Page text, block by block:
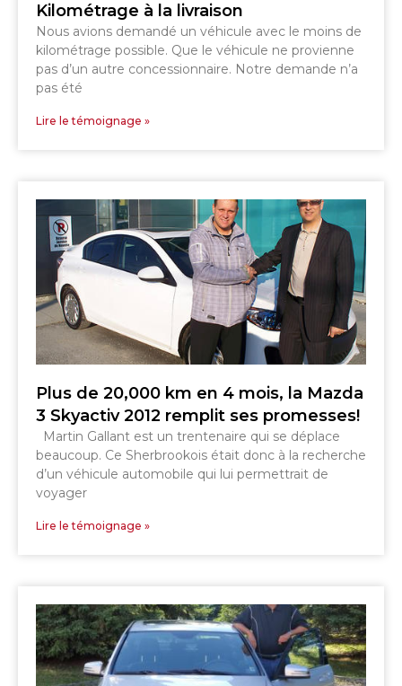
Kilométrage à la livraison
Nous avions demandé un véhicule avec le moins de
kilométrage possible. Que le véhicule ne provienne
pas d’un autre concessionnaire. Notre demande n’a
pas été
Lire le témoignage »
Plus de 20,000 km en 4 mois, la Mazda
3 Skyactiv 2012 remplit ses promesses!
Martin Gallant est un trentenaire qui se déplace
beaucoup. Ce Sherbrookois était donc à la recherche
d’un véhicule automobile qui lui permettrait de
voyager
Lire le témoignage »
SHERBROOKE
GRANBY
MAGOG
MAGOG